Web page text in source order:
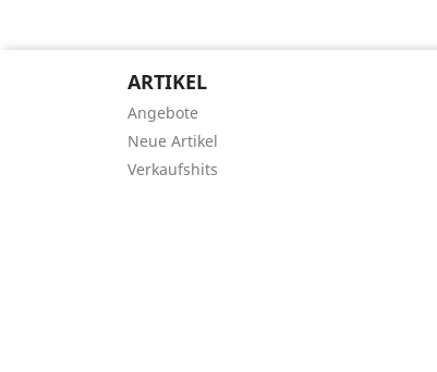
ARTIKEL
Angebote
Neue Artikel
Verkaufshits